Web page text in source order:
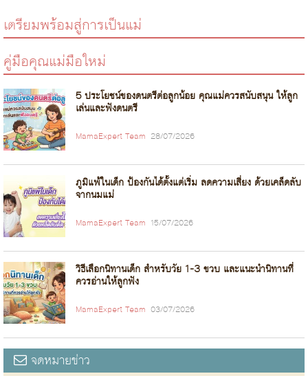
เตรียมพร้อมสู่การเป็นแม่
คู่มือคุณแม่มือใหม่
5 ประโยชน์ของดนตรีต่อลูกน้อย คุณแม่ควรสนับสนุน ให้ลูก
เล่นและฟังดนตรี
MamaExpert Team 28/07/2026
ภูมิแพ้ในเด็ก ป้องกันได้ตั้งแต่เริ่ม ลดความเสี่ยง ด้วยเคล็ดลับ
จากนมแม่
MamaExpert Team 15/07/2026
วิธีเลือกนิทานเด็ก สำหรับวัย 1-3 ขวบ และแนะนำนิทานที่
ควรอ่านให้ลูกฟัง
MamaExpert Team 03/07/2026
จดหมายข่าว